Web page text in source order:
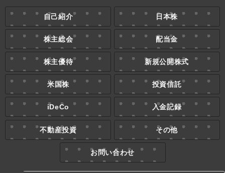
自己紹介 日本株
株主総会 配当金
株主優待 新規公開株式
米国株 投資信託
iDeCo 入金記録
不動産投資 その他
お問い合わせ